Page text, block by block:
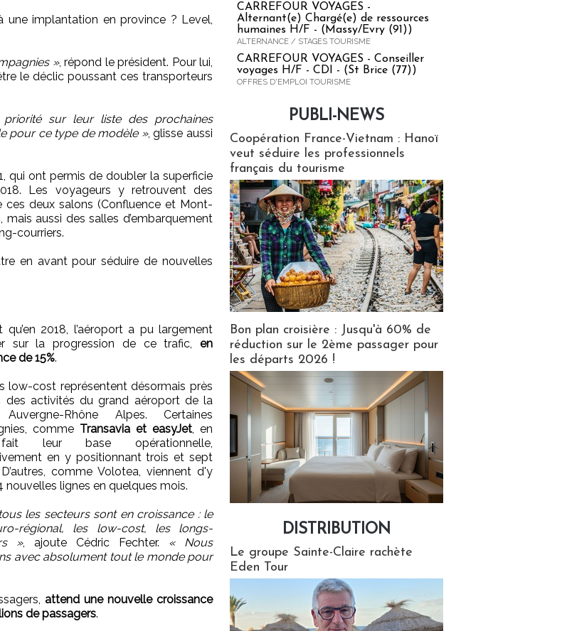
une implantation en province ? Level,
», répond le président. Pour lui,
le déclic poussant ces transporteurs
sur leur liste des prochaines
pour ce type de modèle », glisse aussi
qui ont permis de doubler la superficie
Les voyageurs y retrouvent des
deux salons (Confluence et Mont-
aussi des salles d’embarquement
courriers.
en avant pour séduire de nouvelles
qu’en 2018, l’aéroport a pu largement
sur la progression de ce trafic, en
de 15%.
low-cost représentent désormais près
des activités du grand aéroport de la
Rhône Alpes. Certaines
comme Transavia et easyJet, en
leur base opérationnelle,
en y positionnant trois et sept
comme Volotea, viennent d'y
nouvelles lignes en quelques mois.
les secteurs sont en croissance : le
régional, les low-cost, les longs-
», ajoute Cédric Fechter. « Nous
avec absolument tout le monde pour
attend une nouvelle croissance
de passagers.
CARREFOUR VOYAGES -
Alternant(e) Chargé(e) de ressources
humaines H/F - (Massy/Evry (91))
ALTERNANCE / STAGES TOURISME
CARREFOUR VOYAGES - Conseiller
voyages H/F - CDI - (St Brice (77))
OFFRES D'EMPLOI TOURISME
PUBLI-NEWS
Coopération France-Vietnam : Hanoï
veut séduire les professionnels
français du tourisme
Bon plan croisière : Jusqu'à 60% de
réduction sur le 2ème passager pour
les départs 2026 !
DISTRIBUTION
Le groupe Sainte-Claire rachète
Eden Tour